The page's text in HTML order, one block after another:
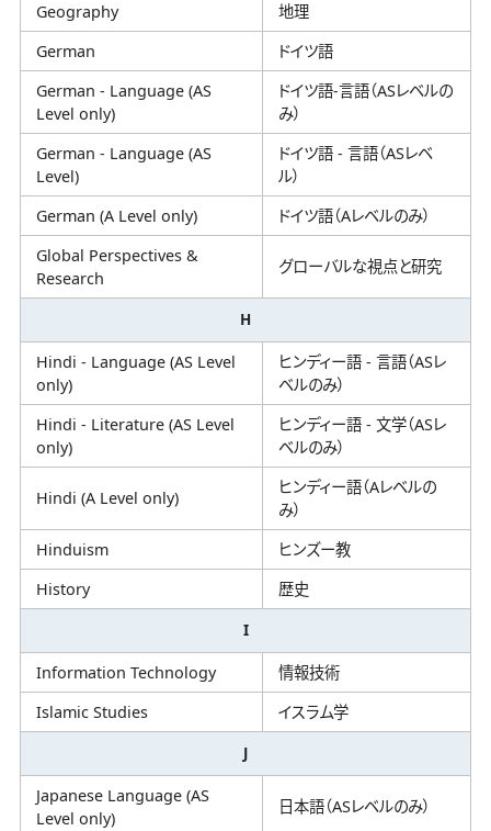
Geography
地理
German
ドイツ語
German - Language (AS
Level only)
ドイツ語-言語（ASレベルの
み）
German - Language (AS
Level)
ドイツ語 - 言語（ASレベ
ル）
German (A Level only)
ドイツ語（Aレベルのみ）
Global Perspectives &
Research
グローバルな視点と研究
H
Hindi - Language (AS Level
only)
ヒンディー語 - 言語（ASレ
ベルのみ）
Hindi - Literature (AS Level
only)
ヒンディー語 - 文学（ASレ
ベルのみ）
Hindi (A Level only)
ヒンディー語（Aレベルの
み）
Hinduism
ヒンズー教
History
歴史
I
Information Technology
情報技術
Islamic Studies
イスラム学
J
Japanese Language (AS
Level only)
日本語（ASレベルのみ）